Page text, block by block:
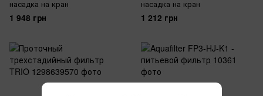
насадка на кран
1 948 грн
насадка на кран
1 212 грн